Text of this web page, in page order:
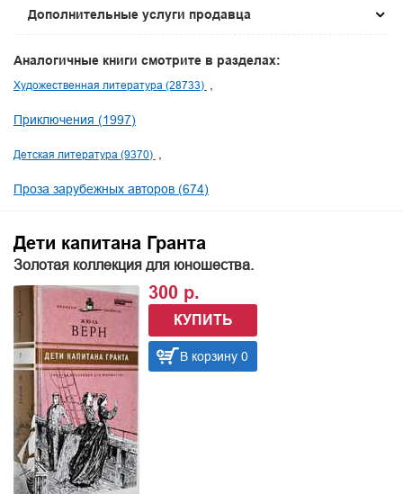
Дополнительные услуги продавца
Аналогичные книги смотрите в разделах:
Художественная литература (28733)
Приключения (1997)
Детская литература (9370)
Проза зарубежных авторов (674)
Дети капитана Гранта
Золотая коллекция для юношества.
300 р.
КУПИТЬ
В корзину 0